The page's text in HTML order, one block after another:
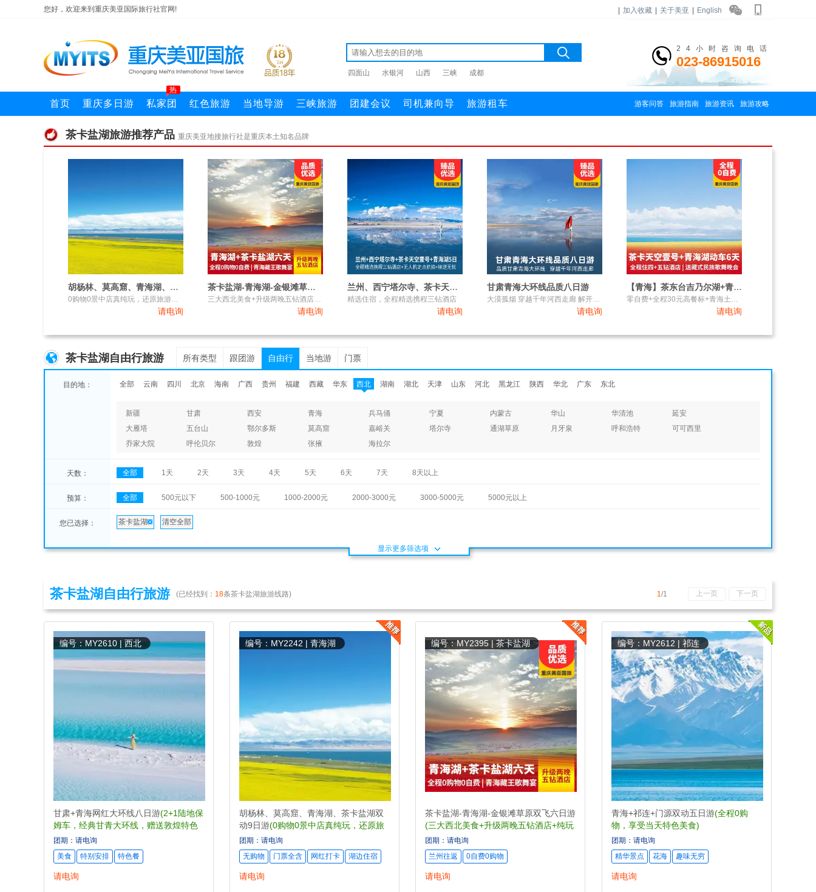
您好，欢迎来到重庆美亚国际旅行社官网! 加入收藏 关于美亚 English
四面山 水银河 山西 三峡 成都
24小时咨询电话
023-86915016
首页 重庆多日游 私家团
热
红色旅游 当地导游 三峡旅游 团建会议 司机兼向导 旅游租车 游客问答 旅游指南 旅游资讯 旅游攻略
茶卡盐湖旅游推荐产品 重庆美亚地接旅行社是重庆本土知名品牌
胡杨林、莫高窟、青海湖、茶卡盐湖双动9日游
0购物0景中店真纯玩，还原旅游本真
请电询
茶卡盐湖-青海湖-金银滩草原双飞六日游
三大西北美食+升级两晚五钻酒店+纯玩品质游
请电询
兰州、西宁塔尔寺、茶卡天空壹号、青海湖双动5日游
精选住宿，全程精选携程三钻酒店
请电询
甘肃青海大环线品质八日游
大漠孤烟 穿越千年河西走廊 解开古丝路神秘魅力
请电询
【青海】茶东台吉乃尔湖+青海湖+塔尔寺动车六日游
零自费+全程30元高餐标+青海土火锅，藏式表演风情宴
请电询
茶卡盐湖自由行旅游 所有类型 跟团游 自由行 当地游 门票
目的地： 全部 云南 四川 北京 海南 广西 贵州 福建 西藏 华东 西北 湖南 湖北 天津 山东 河北 黑龙江 陕西 华北 广东 东北
新疆 甘肃 西安 青海 兵马俑 宁夏 内蒙古 华山 华清池
延安
大雁塔
五台山 鄂尔多斯 莫高窟 嘉峪关 塔尔寺 通湖草原 月牙泉 呼和浩特
可可西里
乔家大院
呼伦贝尔 敦煌 张掖 海拉尔
天数： 全部 1天 2天 3天 4天 5天 6天 7天 8天以上
预算： 全部 500元以下 500-1000元 1000-2000元 2000-3000元 3000-5000元 5000元以上
您已选择： 茶卡盐湖 清空全部
显示更多筛选项
茶卡盐湖自由行旅游 (已经找到： 18条茶卡盐湖旅游线路) 下一页
1/1 上一页
编号：MY2610 | 西北
甘肃+青海网红大环线八日游(2+1陆地保
姆车，经典甘青大环线，赠送敦煌特色
丝巾)
团期：请电询
美食
特别安排 特色餐
请电询
编号：MY2242 | 青海湖
胡杨林、莫高窟、青海湖、茶卡盐湖双
动9日游(0购物0景中店真纯玩，还原旅
游本真)
团期：请电询
无购物
门票全含 网红打卡 湖边住宿
请电询
编号：MY2395 | 茶卡盐湖
茶卡盐湖-青海湖-金银滩草原双飞六日游
(三大西北美食+升级两晚五钻酒店+纯玩
品质游)
团期：请电询
兰州往返
0自费0购物
请电询
编号：MY2612 | 祁连
青海+祁连+门源双动五日游(全程0购
物，享受当天特色美食)
团期：请电询
精华景点
花海 趣味无穷
请电询